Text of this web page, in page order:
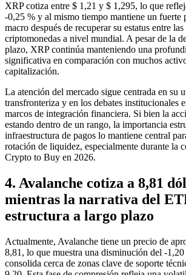
XRP cotiza entre $ 1,21 y $ 1,295, lo que
-0,25 % y al mismo tiempo mantiene un fuerte
macro después de recuperar su estatus entre
criptomonedas a nivel mundial. A pesar de la
plazo, XRP continúa manteniendo una
significativa en comparación con muchos
capitalización.
La atención del mercado sigue centrada en su
transfronteriza y en los debates institucionales
marcos de integración financiera. Si bien la
estando dentro de un rango, la importancia
infraestructura de pagos lo mantiene central
rotación de liquidez, especialmente durante la
Crypto to Buy en 2026.
4. Avalanche cotiza a 8,81
mientras la narrativa del
estructura a largo plazo
Actualmente, Avalanche tiene un precio de
8,81, lo que muestra una disminución del -1,20
consolida cerca de zonas clave de soporte